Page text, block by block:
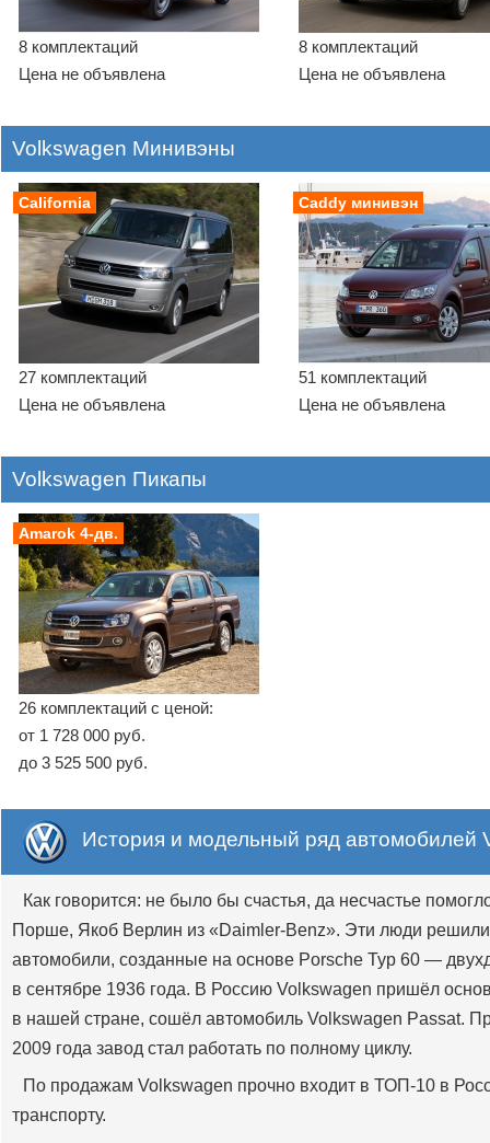
8 комплектаций
Цена не объявлена
8 комплектаций
Цена не объявлена
Volkswagen Минивэны
California
27 комплектаций
Цена не объявлена
Caddy минивэн
51 комплектаций
Цена не объявлена
Volkswagen Пикапы
Amarok 4-дв.
26 комплектаций с ценой:
от 1 728 000 руб.
до 3 525 500 руб.
История и модельный ряд автомобилей
Как говорится: не было бы счастья, да несчастье
Порше, Якоб Верлин из «Daimler-Benz». Эти люди
автомобили, созданные на основе Porsche Typ 60 —
в сентябре 1936 года. В Россию Volkswagen пришёл
в нашей стране, сошёл автомобиль Volkswagen Passat.
2009 года завод стал работать по полному циклу.
По продажам Volkswagen прочно входит в ТОП-10 в
транспорту.